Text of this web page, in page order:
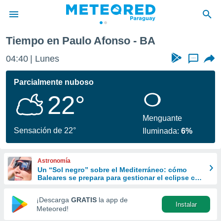
de
ha
que se
calidad.
a este
las
y
forma
digital
basada
Tiempo en Paulo Afonso - BA
04:40 Lunes ...
Parcialmente nuboso
22°
Sensación de 22°
Menguante
Iluminada:6%
Astronomía
Un “Sol negro” sobre el Mediterráneo: cómo
Baleares se prepara para gestionar el eclipse con
¡Descarga GRATIS la app de
Meteored!
Instalar